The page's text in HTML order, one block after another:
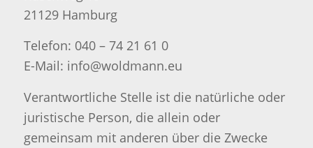
21129 Hamburg
Telefon: 040 – 74 21 61 0
E-Mail: info@woldmann.eu
Verantwortliche Stelle ist die natürliche oder
juristische Person, die allein oder
gemeinsam mit anderen über die Zwecke